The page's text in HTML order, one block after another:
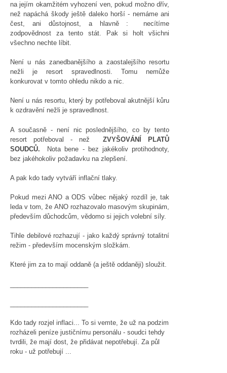
na jejím okamžitém vyhození ven, pokud možno dřív,
než napáchá škody ještě daleko horší - nemáme ani
čest, ani důstojnost, a hlavně : necítíme
zodpovědnost za tento stát. Pak si holt všichni
všechno nechte líbit.
Není u nás zanedbanějšího a zaostalejšího resortu
nežli je resort spravedlnosti. Tomu nemůže
konkurovat v tomto ohledu nikdo a nic.
Není u nás resortu, který by potřeboval akutnější kůru
k ozdravění nežli je spravedlnost.
A současně - není nic poslednějšího, co by tento
resort potřeboval - nežZVYŠOVÁNÍ PLATŮ
SOUDCŮ. Nota bene - bez jakékoliv protihodnoty,
bez jakéhokoliv požadavku na zlepšení.
A pak kdo tady vytváří inflační tlaky.
Pokud mezi ANO a ODS vůbec nějaký rozdíl je, tak
leda v tom, že ANO rozhazovalo masovým skupinám,
především důchodcům, vědomo si jejich volební síly.
Tihle debilové rozhazují - jako každý správný totalitní
režim - především mocenským složkám.
Které jim za to mají oddaně (a ještě oddaněji) sloužit.
Kdo tady rozjel inflaci... To si vemte, že už na podzim
rozházeli peníze justičnímu personálu - soudci tehdy
tvrdili, že mají dost, že přidávat nepotřebují. Za půl
roku - už potřebují ...